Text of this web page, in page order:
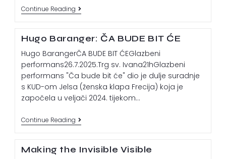
Continue Reading
Hugo Baranger: ČA BUDE BIT ĆE
Hugo BarangerČA BUDE BIT ĆEGlazbeni
performans26.7.2025.Trg sv. Ivana21hGlazbeni
performans "Ča bude bit će" dio je dulje suradnje
s KUD-om Jelsa (ženska klapa Frecija) koja je
započela u veljači 2024. tijekom…
Continue Reading
Making the Invisible Visible